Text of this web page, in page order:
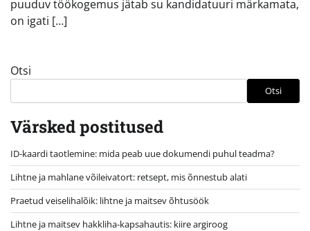
puuduv töökogemus jätab su kandidatuuri märkamata,
on igati […]
Otsi
Otsi
Värsked postitused
ID-kaardi taotlemine: mida peab uue dokumendi puhul teadma?
Lihtne ja mahlane võileivatort: retsept, mis õnnestub alati
Praetud veiselihalõik: lihtne ja maitsev õhtusöök
Lihtne ja maitsev hakkliha-kapsahautis: kiire argiroog